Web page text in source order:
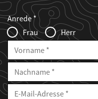
Web2Case
Infofelder
Fieldset
anrede_name
Anrede
Frau
Herr
Vorname
Nachname
E-
Mailadresse
E-